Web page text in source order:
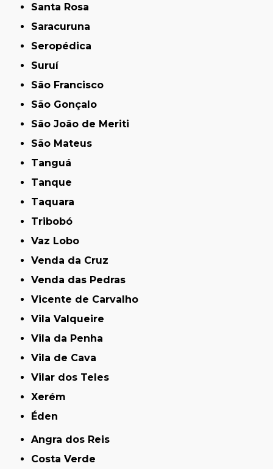
Santa Rosa
Saracuruna
Seropédica
Suruí
São Francisco
São Gonçalo
São João de Meriti
São Mateus
Tanguá
Tanque
Taquara
Tribobó
Vaz Lobo
Venda da Cruz
Venda das Pedras
Vicente de Carvalho
Vila Valqueire
Vila da Penha
Vila de Cava
Vilar dos Teles
Xerém
Éden
Angra dos Reis
Costa Verde